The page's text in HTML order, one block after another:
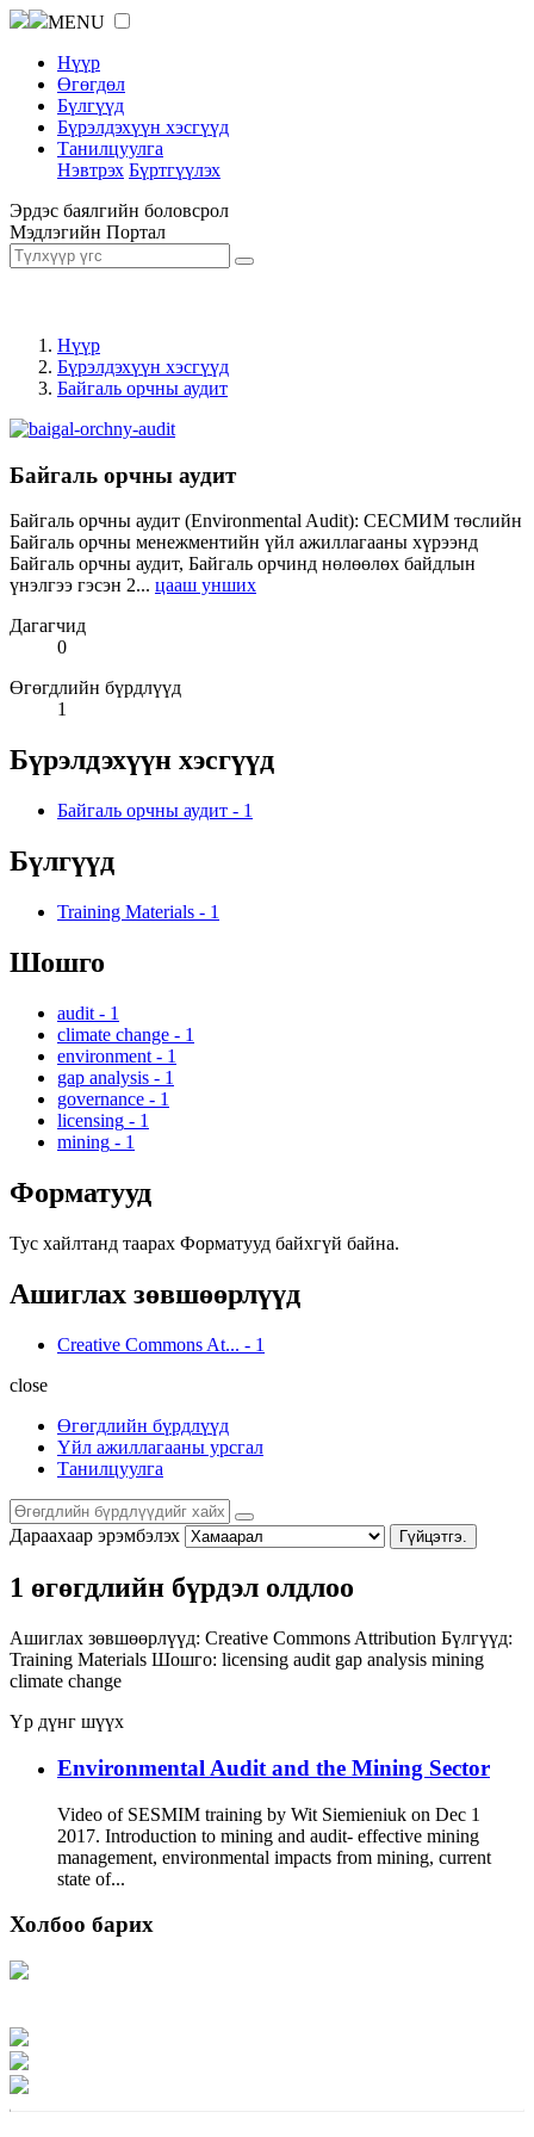
MENU
Нүүр
Өгөгдөл
Бүлгүүд
Бүрэлдэхүүн хэсгүүд
Танилцуулга
Нэвтрэх Бүртгүүлэх
Эрдэс баялгийн боловсрол
Мэдлэгийн Портал
Нүүр
Бүрэлдэхүүн хэсгүүд
Байгаль орчны аудит
Байгаль орчны аудит
Байгаль орчны аудит (Environmental Audit): СЕСМИМ төслийн
Байгаль орчны менежментийн үйл ажиллагааны хүрээнд
Байгаль орчны аудит, Байгаль орчинд нөлөөлөх байдлын
үнэлгээ гэсэн 2... цааш унших
Дагагчид
0
Өгөгдлийн бүрдлүүд
1
Бүрэлдэхүүн хэсгүүд
Байгаль орчны аудит - 1
Бүлгүүд
Training Materials - 1
Шошго
audit - 1
climate change - 1
environment - 1
gap analysis - 1
governance - 1
licensing - 1
mining - 1
Форматууд
Тус хайлтанд таарах Форматууд байхгүй байна.
Ашиглах зөвшөөрлүүд
Creative Commons At... - 1
close
Өгөгдлийн бүрдлүүд
Үйл ажиллагааны урсгал
Танилцуулга
Дараахаар эрэмбэлэх Гүйцэтгэ.
1 өгөгдлийн бүрдэл олдлоо
Ашиглах зөвшөөрлүүд: Creative Commons Attribution Бүлгүүд:
Training Materials Шошго: licensing audit gap analysis mining
climate change
Үр дүнг шүүх
Environmental Audit and the Mining Sector
Video of SESMIM training by Wit Siemieniuk on Dec 1
2017. Introduction to mining and audit- effective mining
management, environmental impacts from mining, current
state of...
Холбоо барих